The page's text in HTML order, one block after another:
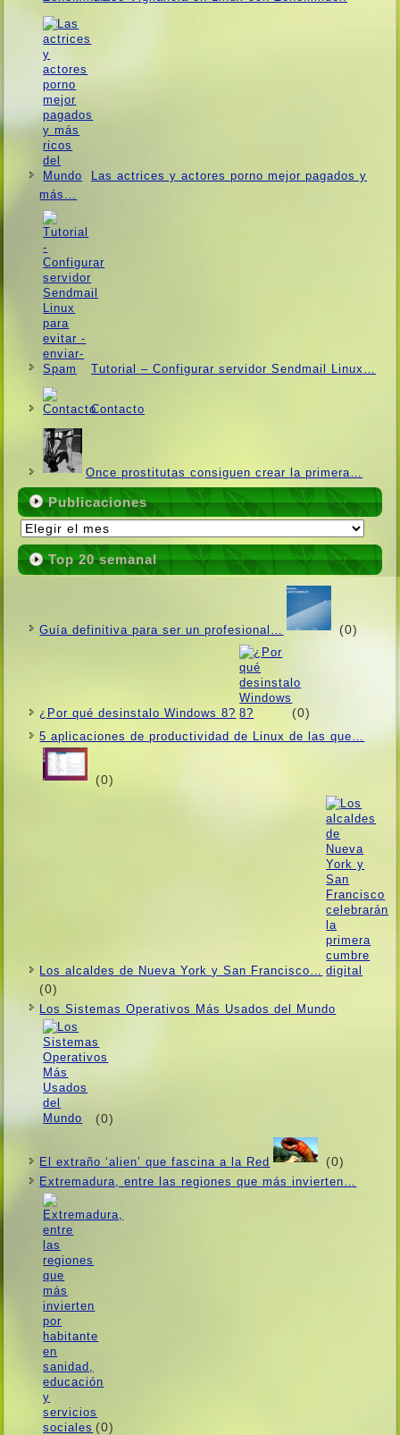
Las actrices y actores porno mejor pagados y
más…
Tutorial – Configurar servidor Sendmail Linux…
Contacto
Once prostitutas consiguen crear la primera…
Publicaciones
Publicaciones
Top 20 semanal
Guí­a definitiva para ser un profesional… (0)
¿Por qué desinstalo Windows 8? (0)
5 aplicaciones de productividad de Linux de las que…
(0)
Los alcaldes de Nueva York y San Francisco…
(0)
Los Sistemas Operativos Más Usados ​​del Mundo
(0)
El extraño ‘alien’ que fascina a la Red (0)
Extremadura, entre las regiones que más invierten…
(0)